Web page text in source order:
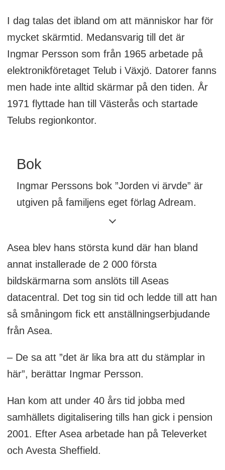
I dag talas det ibland om att människor har för
mycket skärmtid. Medansvarig till det är
Ingmar Persson som från 1965 arbetade på
elektronikföretaget Telub i Växjö. Datorer fanns
men hade inte alltid skärmar på den tiden. År
1971 flyttade han till Västerås och startade
Telubs regionkontor.
Bok
Ingmar Perssons bok ”Jorden vi ärvde” är
utgiven på familjens eget förlag Adream.
Asea blev hans största kund där han bland
annat installerade de 2 000 första
bildskärmarna som anslöts till Aseas
datacentral. Det tog sin tid och ledde till att han
så småningom fick ett anställningserbjudande
från Asea.
– De sa att ”det är lika bra att du stämplar in
här”, berättar Ingmar Persson.
Han kom att under 40 års tid jobba med
samhällets digitalisering tills han gick i pension
2001. Efter Asea arbetade han på Televerket
och Avesta Sheffield.